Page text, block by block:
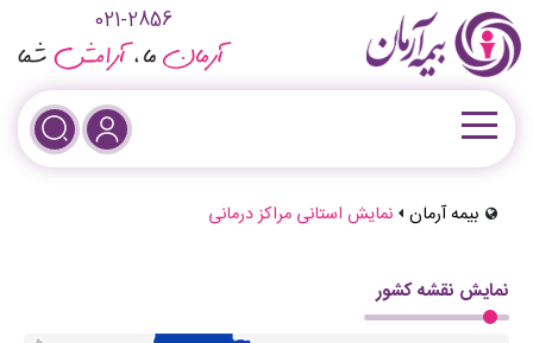
021-2856
بیمه آرمان نمایش استانی مراکز درمانی
نمایش نقشه کشور